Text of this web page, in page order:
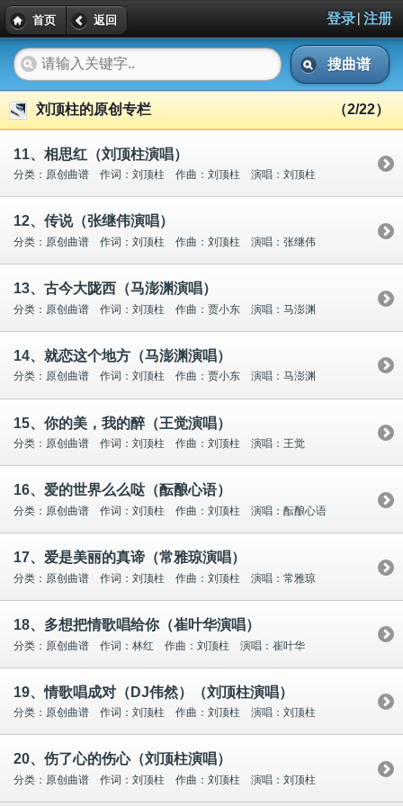
首页 返回 登录| 注册
搜曲谱
刘顶柱的原创专栏 （2/22）
11、相思红（刘顶柱演唱）
分类：原创曲谱 作词：刘顶柱 作曲：刘顶柱 演唱：刘顶柱
12、传说（张继伟演唱）
分类：原创曲谱 作词：刘顶柱 作曲：刘顶柱 演唱：张继伟
13、古今大陇西（马澎渊演唱）
分类：原创曲谱 作词：刘顶柱 作曲：贾小东 演唱：马澎渊
14、就恋这个地方（马澎渊演唱）
分类：原创曲谱 作词：刘顶柱 作曲：贾小东 演唱：马澎渊
15、你的美，我的醉（王觉演唱）
分类：原创曲谱 作词：刘顶柱 作曲：刘顶柱 演唱：王觉
16、爱的世界么么哒（酝酿心语）
分类：原创曲谱 作词：刘顶柱 作曲：刘顶柱 演唱：酝酿心语
17、爱是美丽的真谛（常雅琼演唱）
分类：原创曲谱 作词：刘顶柱 作曲：刘顶柱 演唱：常雅琼
18、多想把情歌唱给你（崔叶华演唱）
分类：原创曲谱 作词：林红 作曲：刘顶柱 演唱：崔叶华
19、情歌唱成对（DJ伟然）（刘顶柱演唱）
分类：原创曲谱 作词：刘顶柱 作曲：刘顶柱 演唱：刘顶柱
20、伤了心的伤心（刘顶柱演唱）
分类：原创曲谱 作词：刘顶柱 作曲：刘顶柱 演唱：刘顶柱